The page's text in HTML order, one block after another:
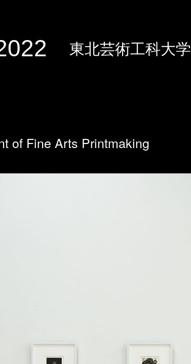
東北芸術工科大学
of Fine Arts Printmaking